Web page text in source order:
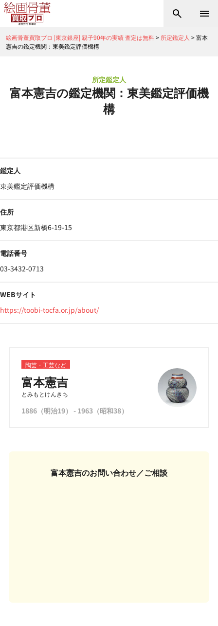
絵画骨董買取プロ |東京銀座| 親子90年の実績 査定は無料> 所定鑑定人 >富本
憲吉の鑑定機関：東美鑑定評価機構
所定鑑定人
富本憲吉の鑑定機関：東美鑑定評価機
構
鑑定人
東美鑑定評価機構
住所
東京都港区新橋6-19-15
電話番号
03-3432-0713
WEBサイト
https://toobi-tocfa.or.jp/about/
陶芸・工芸など
富本憲吉
とみもとけんきち
1886（明治19） - 1963（昭和38）
富本憲吉のお問い合わせ／ご相談